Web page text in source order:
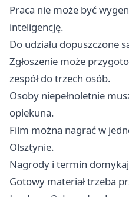
Praca nie może być
inteligencję.
Do udziału dopuszczone
Zgłoszenie może
zespół do trzech osób.
Osoby niepełnoletnie
opiekuna.
Film można nagrać w
Olsztynie.
Nagrody i termin
Gotowy materiał trzeba